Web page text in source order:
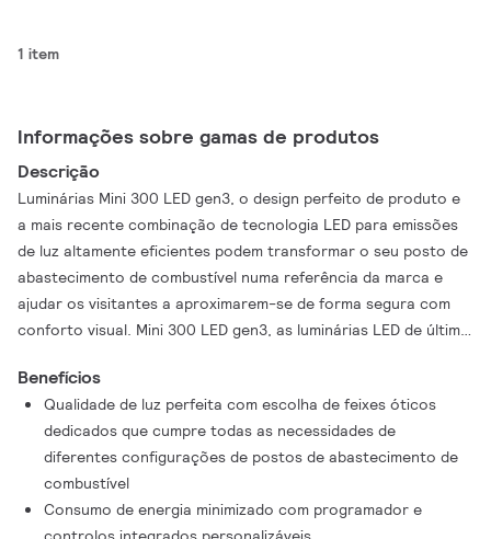
1 item
Informações sobre gamas de produtos
Descrição
Luminárias Mini 300 LED gen3, o design perfeito de produto e
a mais recente combinação de tecnologia LED para emissões
de luz altamente eficientes podem transformar o seu posto de
abastecimento de combustível numa referência da marca e
ajudar os visitantes a aproximarem-se de forma segura com
conforto visual. Mini 300 LED gen3, as luminárias LED de última
movimento inteligente de luz sob demanda elevam a poupança
de energia a novos níveis com a regulação, mas, ao mesmo
tempo, assegurando iluminação suficiente para orientação e
segurança. Os cenários de iluminação podem ser adaptados à
sua preferência na primeira instalação ou durante a vida útil
dos produtos. Com a combinação opcional de Mestre-Escravo
Benefícios
Qualidade de luz perfeita com escolha de feixes óticos
dedicados que cumpre todas as necessidades de
diferentes configurações de postos de abastecimento de
combustível
Consumo de energia minimizado com programador e